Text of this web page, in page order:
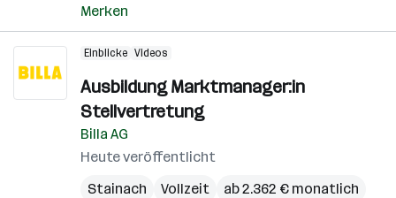
Merken
Einblicke Videos
Ausbildung Marktmanager:in
Stellvertretung
Billa AG
Heute veröffentlicht
Stainach
Vollzeit ab 2.362 € monatlich